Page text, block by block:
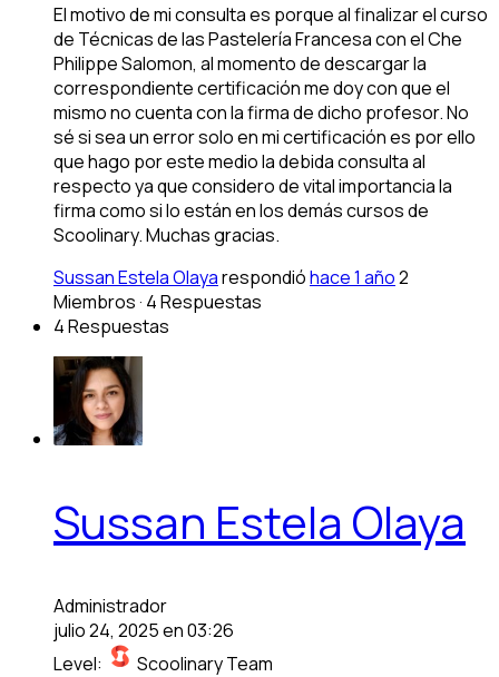
El motivo de mi consulta es porque al finalizar el curso
de Técnicas de las Pastelería Francesa con el Che
Philippe Salomon, al momento de descargar la
correspondiente certificación me doy con que el
mismo no cuenta con la firma de dicho profesor. No
sé si sea un error solo en mi certificación es por ello
que hago por este medio la debida consulta al
respecto ya que considero de vital importancia la
firma como si lo están en los demás cursos de
Scoolinary. Muchas gracias.
Sussan Estela Olayarespondióhace 1 año2
Miembros· 4 Respuestas
4 Respuestas
Sussan Estela Olaya
Administrador
julio 24, 2025 en 03:26
Level:
Scoolinary Team